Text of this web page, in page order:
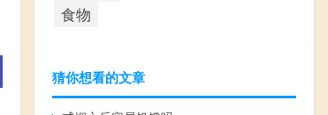
食物
猜你想看的文章